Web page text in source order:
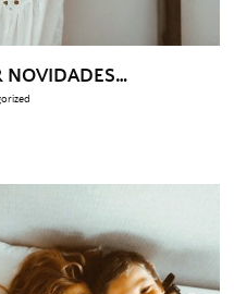
NOVIDADES…